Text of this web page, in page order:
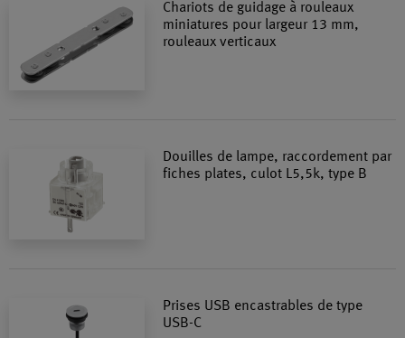
Chariots de guidage à rouleaux
miniatures pour largeur 13 mm,
rouleaux verticaux
Douilles de lampe, raccordement par
fiches plates, culot L5,5k, type B
Prises USB encastrables de type
USB-C